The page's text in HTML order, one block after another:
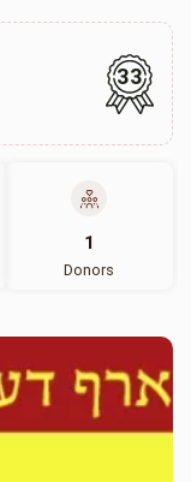
33
1
Donors